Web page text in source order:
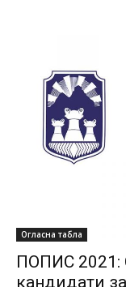
Огласна табла
ПОПИС 2021:
кандидати